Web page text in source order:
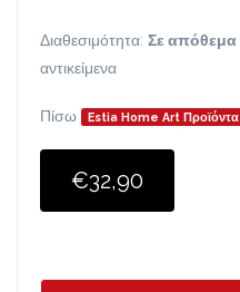
Διαθεσιμότητα: Σε απόθεμα
αντικείμενα
Πίσω Estia Home Art Προϊόντα
€32,90